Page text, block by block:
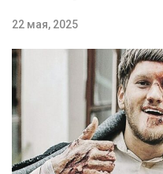
22 мая, 2025